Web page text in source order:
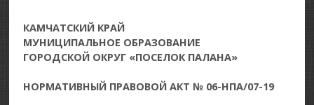
КАМЧАТСКИЙ КРАЙ
МУНИЦИПАЛЬНОЕ ОБРАЗОВАНИЕ
ГОРОДСКОЙ ОКРУГ «ПОСЕЛОК ПАЛАНА»
НОРМАТИВНЫЙ ПРАВОВОЙ АКТ № 06-НПА/07-19